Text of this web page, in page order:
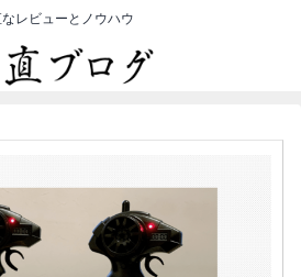
レビューとノウハウ